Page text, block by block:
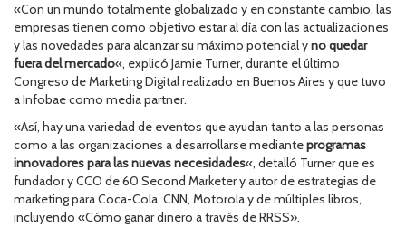
«Con un mundo totalmente globalizado y en constante cambio, las
empresas tienen como objetivo estar al día con las actualizaciones
y las novedades para alcanzar su máximo potencial yno quedar
fuera del mercado«, explicó Jamie Turner, durante el último
Congreso de Marketing Digital realizado en Buenos Aires y que tuvo
a Infobae como media partner.
«Así, hay una variedad de eventos que ayudan tanto a las personas
como a las organizaciones a desarrollarse medianteprogramas
innovadores para las nuevas necesidades«, detalló Turner que es
fundador y CCO de 60 Second Marketer y autor de estrategias de
marketing para Coca-Cola, CNN, Motorola y de múltiples libros,
incluyendo «Cómo ganar dinero a través de RRSS».